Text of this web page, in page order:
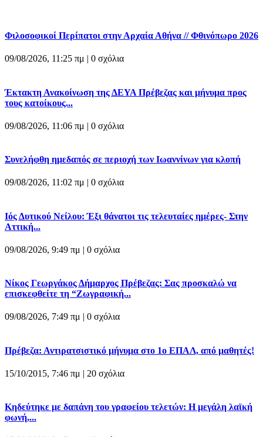
Φιλοσοφικοί Περίπατοι στην Αρχαία Αθήνα // Φθινόπωρο 2026
09/08/2026, 11:25 πμ | 0 σχόλια
Έκτακτη Ανακοίνωση της ΔΕΥΑ Πρέβεζας και μήνυμα προς
τους κατοίκους...
09/08/2026, 11:06 πμ | 0 σχόλια
Συνελήφθη ημεδαπός σε περιοχή των Ιωαννίνων για κλοπή
09/08/2026, 11:02 πμ | 0 σχόλια
Ιός Δυτικού Νείλου: Έξι θάνατοι τις τελευταίες ημέρες- Στην
Αττική...
09/08/2026, 9:49 πμ | 0 σχόλια
Νίκος Γεωργάκος Δήμαρχος Πρέβεζας: Σας προσκαλώ να
επισκεφθείτε τη “Ζωγραφική...
09/08/2026, 7:49 πμ | 0 σχόλια
Πρέβεζα: Αντιρατσιστικό μήνυμα στο 1ο ΕΠΑΛ, από μαθητές!
15/10/2015, 7:46 πμ | 20 σχόλια
Κηδεύτηκε με δαπάνη του γραφείου τελετών: Η μεγάλη λαϊκή
φωνή,...